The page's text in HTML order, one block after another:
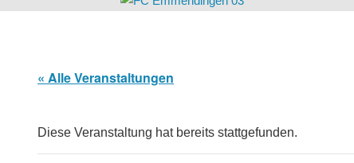
« Alle Veranstaltungen
Diese Veranstaltung hat bereits stattgefunden.